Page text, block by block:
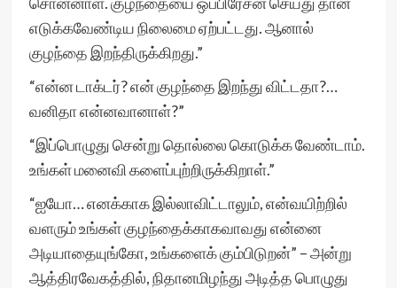
எடுக்கவேண்டிய நிலைமை ஏற்பட்டது. ஆனால்
குழந்தை இறந்திருக்கிறது.”
“என்ன டாக்டர்? என் குழந்தை இறந்து விட்டதா?…
வனிதா என்னவானாள்?”
“இப்பொழுது சென்று தொல்லை கொடுக்க வேண்டாம்.
உங்கள் மனைவி களைப்புற்றிருக்கிறாள்.”
“ஐயோ… எனக்காக இல்லாவிட்டாலும், என்வயிற்றில்
வளரும் உங்கள் குழந்தைக்காகவாவது என்னை
அடியாதையுங்கோ, உங்களைக் கும்பிடுறன்” – அன்று
ஆத்திரவேகத்தில், நிதானமிழந்து அடித்த பொழுது